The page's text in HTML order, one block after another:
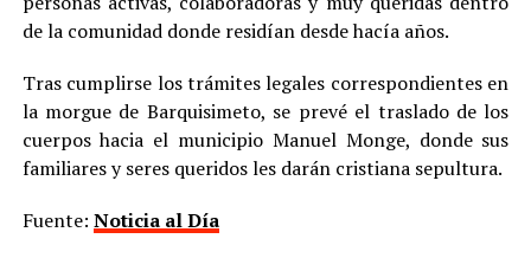
de la comunidad donde residían desde hacía años.
Tras cumplirse los trámites legales correspondientes en
la morgue de Barquisimeto, se prevé el traslado de los
cuerpos hacia el municipio Manuel Monge, donde sus
familiares y seres queridos les darán cristiana sepultura.
Fuente: Noticia al Día